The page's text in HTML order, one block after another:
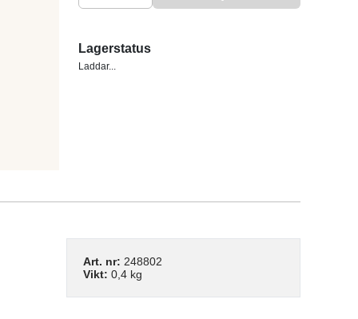
Lagerstatus
Laddar...
Art. nr: 248802
Vikt: 0,4 kg